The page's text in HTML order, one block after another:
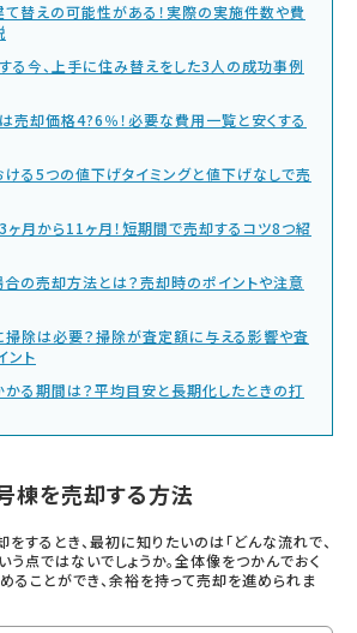
て替えの可能性がある！実際の実施件数や費
る今、上手に住み替えをした3人の成功事例
売却価格4?6％！必要な費用一覧と安くする
ける5つの値下げタイミングと値下げなしで売
月から11ヶ月！短期間で売却するコツ8つ紹
合の売却方法とは？売却時のポイントや注意
掃除は必要？掃除が査定額に与える影響や査
ント
かる期間は？平均目安と長期化したときの打
棟を売却する方法
するとき、最初に知りたいのは「どんな流れで、
う点ではないでしょうか。全体像をつかんでおく
ることができ、余裕を持って売却を進められま